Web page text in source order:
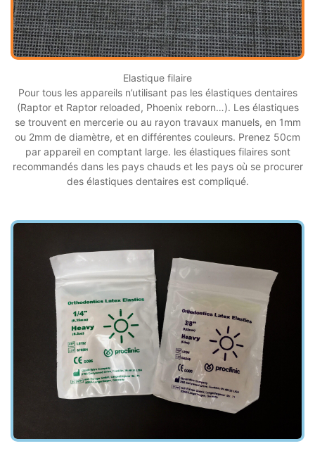
Elastique filaire
Pour tous les appareils n’utilisant pas les élastiques dentaires
(Raptor et Raptor reloaded, Phoenix reborn…). Les élastiques
se trouvent en mercerie ou au rayon travaux manuels, en 1mm
ou 2mm de diamètre, et en différentes couleurs. Prenez 50cm
par appareil en comptant large. les élastiques filaires sont
recommandés dans les pays chauds et les pays où se procurer
des élastiques dentaires est compliqué.